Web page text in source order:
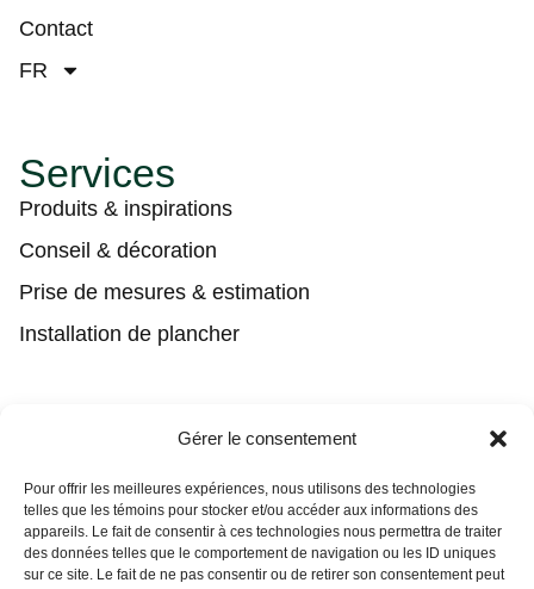
Gérer le consentement
Pour offrir les meilleures expériences, nous utilisons des technologies
telles que les témoins pour stocker et/ou accéder aux informations des
appareils. Le fait de consentir à ces technologies nous permettra de traiter
des données telles que le comportement de navigation ou les ID uniques
sur ce site. Le fait de ne pas consentir ou de retirer son consentement peut
Contact
FR
Services
Produits & inspirations
Conseil & décoration
Prise de mesures & estimation
Installation de plancher
tgl@tapisguylaberge.com
3275 Bd Monseigneur-Langlois, Salaberry-de-
Vous ne trouvez pas ce que vous